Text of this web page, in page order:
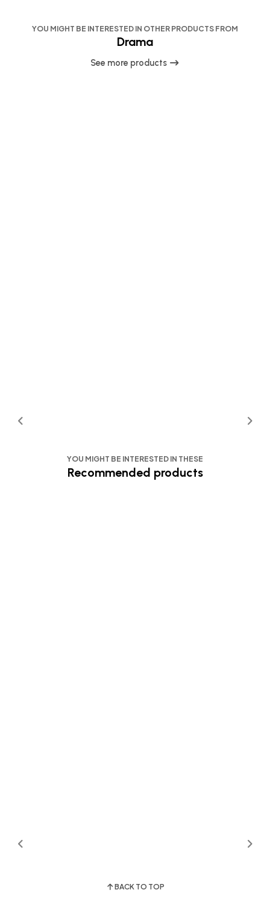
YOU MIGHT BE INTERESTED IN OTHER PRODUCTS FROM
Drama
See more products
YOU MIGHT BE INTERESTED IN THESE
Recommended products
BACK TO TOP